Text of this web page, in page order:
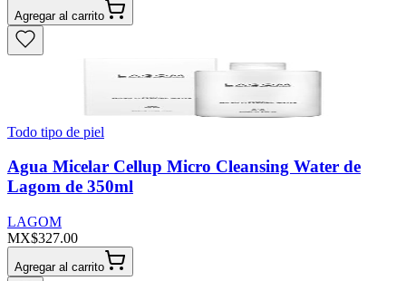
Agregar al carrito
Todo tipo de piel
Agua Micelar Cellup Micro Cleansing Water de
Lagom de 350ml
LAGOM
MX$327.00
Agregar al carrito